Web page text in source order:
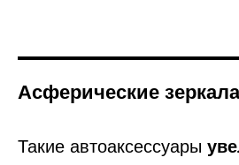
Асферические зеркала
Такие автоаксессуары